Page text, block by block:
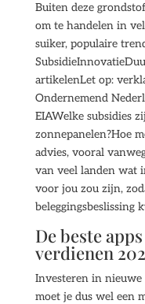
Buiten deze
om te handelen in
suiker, populaire
artikelenLet op:
Ondernemend
EIAWelke subsidies
zonnepanelen?Hoe
advies, vooral
van veel landen wat
voor jou zou zijn,
beleggingsbeslissing
De beste
verdienen
Investeren in nieuwe
moet je dus wel een